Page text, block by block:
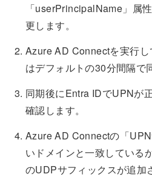
「userPrincipalName」属
更します。
Azure AD Connectを実行
はデフォルトの30分間隔で
同期後にEntra IDでUPNが
確認します。
Azure AD Connectの「
いドメインと一致している
のUDPサフィックスが追加